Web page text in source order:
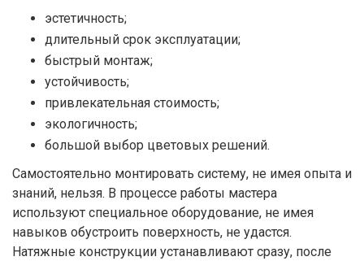
эстетичность;
длительный срок эксплуатации;
быстрый монтаж;
устойчивость;
привлекательная стоимость;
экологичность;
большой выбор цветовых решений.
Самостоятельно монтировать систему, не имея опыта и
знаний, нельзя. В процессе работы мастера
используют специальное оборудование, не имея
навыков обустроить поверхность, не удастся.
Натяжные конструкции устанавливают сразу, после